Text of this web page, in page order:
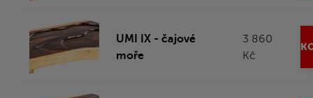
UMI IX - čajové
moře
3 860
Kč